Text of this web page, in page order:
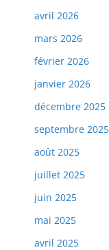
avril 2026
mars 2026
février 2026
janvier 2026
décembre 2025
septembre 2025
août 2025
juillet 2025
juin 2025
mai 2025
avril 2025